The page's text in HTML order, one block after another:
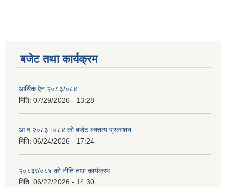
बजेट तथा कार्यक्रम
आर्थिक ऐन २०८३/०८४
मिति: 07/29/2026 - 13:28
आ.व २०८३।०८४ को बजेट बक्तव्य प्रकाशन
मिति: 06/24/2026 - 17:24
२०८३र/०८४ को नीति तथा कार्यक्रम
मिति: 06/22/2026 - 14:30